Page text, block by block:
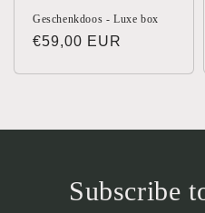
Geschenkdoos - Luxe box
Normale
€59,00 EUR
Subscribe